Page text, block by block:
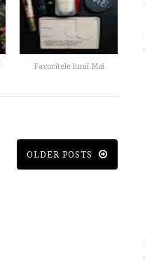
Favoritele lunii Mai
OLDER POSTS